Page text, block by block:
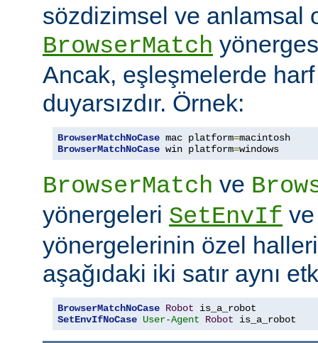
sözdizimsel ve anlamsal
BrowserMatch
Ancak, eşleşmelerde
duyarsızdır. Örnek:
BrowserMatchNoCase mac platform=
BrowserMatchNoCase win platform=windows
BrowserMatch ve
yönergeleri SetEnvIf
yönergelerinin özel
aşağıdaki iki satır aynı
BrowserMatchNoCase Robot
SetEnvIfNoCase User-Agent Robot is_a_robot